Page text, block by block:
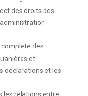
des droits des
complète des
et
déclarations et les
les relations entre